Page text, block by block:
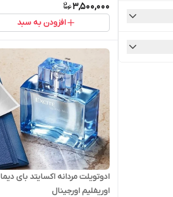
3,500,000
افزودن به سبد
ادوتویلت مردانه اکسایتد بای دیما
اوریفلیم اورجینال